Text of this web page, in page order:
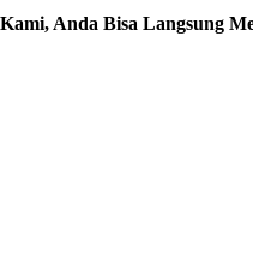
Anda Bisa Langsung